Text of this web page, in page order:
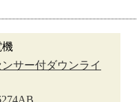
機
ンサー付ダウンライ